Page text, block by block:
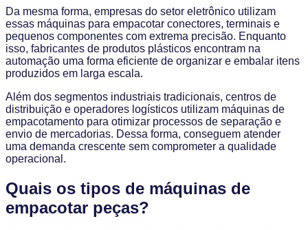
Da mesma forma, empresas do setor eletrônico utilizam
essas máquinas para empacotar conectores, terminais e
pequenos componentes com extrema precisão. Enquanto
isso, fabricantes de produtos plásticos encontram na
automação uma forma eficiente de organizar e embalar itens
produzidos em larga escala.
Além dos segmentos industriais tradicionais, centros de
distribuição e operadores logísticos utilizam máquinas de
empacotamento para otimizar processos de separação e
envio de mercadorias. Dessa forma, conseguem atender
uma demanda crescente sem comprometer a qualidade
operacional.
Quais os tipos de máquinas de
empacotar peças?